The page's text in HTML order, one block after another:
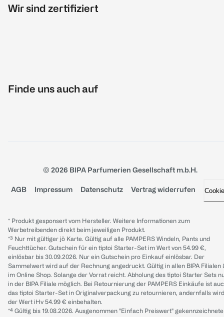
Wir sind zertifiziert
Finde uns auch auf
© 2026 BIPA Parfumerien Gesellschaft m.b.H.
AGB Impressum Datenschutz Vertrag widerrufen
* Produkt gesponsert vom Hersteller. Weitere Informationen zum
Werbetreibenden direkt beim jeweiligen Produkt.
*³ Nur mit gültiger jö Karte. Gültig auf alle PAMPERS Windeln, Pants und
Feuchttücher. Gutschein für ein tiptoi Starter-Set im Wert von 54.99 €,
einlösbar bis 30.09.2026. Nur ein Gutschein pro Einkauf einlösbar. Der
Sammelwert wird auf der Rechnung angedruckt. Gültig in allen BIPA Filialen
im Online Shop. Solange der Vorrat reicht. Abholung des tiptoi Starter Sets
in der BIPA Filiale möglich. Bei Retournierung der PAMPERS Einkäufe ist
das tiptoi Starter-Set in Originalverpackung zu retournieren, andernfalls wird
der Wert iHv 54.99 € einbehalten.
*⁴ Gültig bis 19.08.2026. Ausgenommen "Einfach Preiswert" gekennzeichnete